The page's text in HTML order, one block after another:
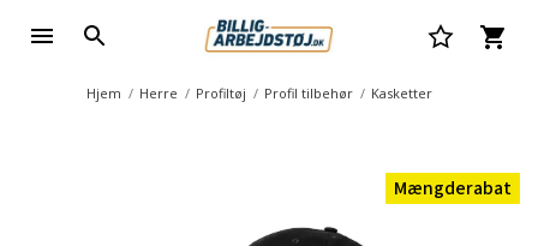
Hjem Herre Profiltøj Profil tilbehør Kasketter
Mængderabat